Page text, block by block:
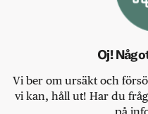
Oj!
Vi ber om ursäkt och
vi kan, håll ut! Har du